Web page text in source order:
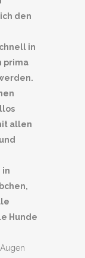
den
in
prima
allen
in
Hunde